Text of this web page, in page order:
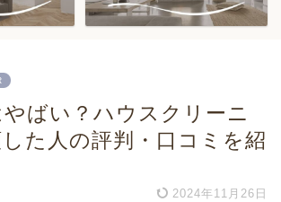
ばい？ハウスクリーニ
た人の評判・口コミを紹
2024年11月26日